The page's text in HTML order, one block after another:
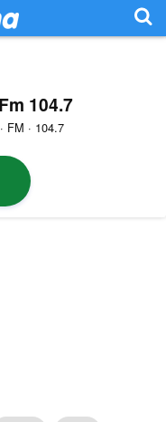
104.7
FM · 104.7